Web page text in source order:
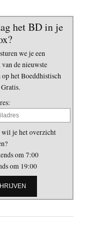
het BD in je
we je een
de nieuwste
het Boeddhistisch
wil je het overzicht
om 7:00
om 19:00